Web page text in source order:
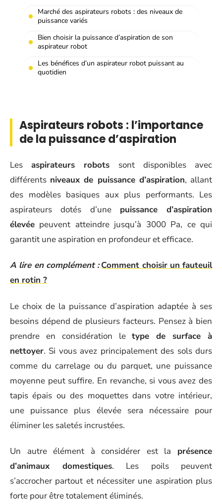
Marché des aspirateurs robots : des niveaux de
puissance variés
Bien choisir la puissance d’aspiration de son
aspirateur robot
Les bénéfices d’un aspirateur robot puissant au
quotidien
Aspirateurs robots : l’importance
de la puissance d’aspiration
Lesaspirateurs robots sont disponibles avec
différents niveaux de puissance d’aspiration, allant
des modèles basiques aux plus performants. Les
aspirateurs dotés d’une puissance d’aspiration
élevée peuvent atteindre jusqu’à 3000 Pa, ce qui
garantit une aspiration en profondeur et efficace.
A lire en complément : Comment choisir un fauteuil
en rotin ?
Le choix de la puissance d’aspiration adaptée à ses
besoins dépend de plusieurs facteurs. Pensez à bien
prendre en considération letype de surface à
nettoyer. Si vous avez principalement des sols durs
comme du carrelage ou du parquet, une puissance
moyenne peut suffire. En revanche, si vous avez des
tapis épais ou des moquettes dans votre intérieur,
une puissance plus élevée sera nécessaire pour
éliminer les saletés incrustées.
Un autre élément à considérer est la présence
d’animaux domestiques. Les poils peuvent
s’accrocher partout et nécessiter une aspiration plus
forte pour être totalement éliminés.